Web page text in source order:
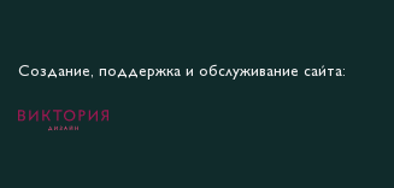
Создание, поддержка и обслуживание сайта: